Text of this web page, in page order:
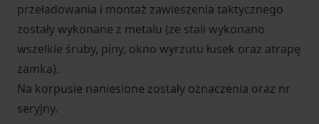
przeładowania i montaż zawieszenia taktycznego
zostały wykonane z metalu (ze stali wykonano
wszelkie śruby, piny, okno wyrzutu łusek oraz atrapę
zamka).
Na korpusie naniesione zostały oznaczenia oraz nr
seryjny.